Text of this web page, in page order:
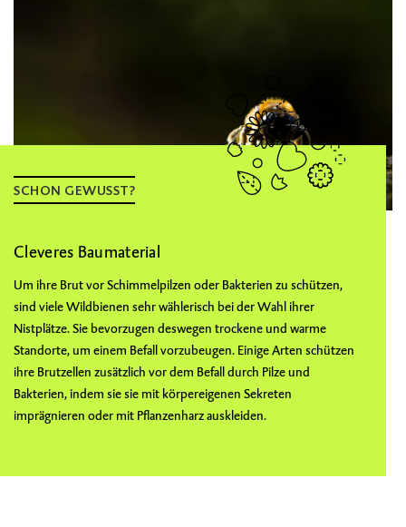
SCHON GEWUSST?
Cleveres Baumaterial
Um ihre Brut vor Schimmelpilzen oder Bakterien zu schützen,
sind viele Wildbienen sehr wählerisch bei der Wahl ihrer
Nistplätze. Sie bevorzugen deswegen trockene und warme
Standorte, um einem Befall vorzubeugen. Einige Arten schützen
ihre Brutzellen zusätzlich vor dem Befall durch Pilze und
Bakterien, indem sie sie mit körpereigenen Sekreten
imprägnieren oder mit Pflanzenharz auskleiden.